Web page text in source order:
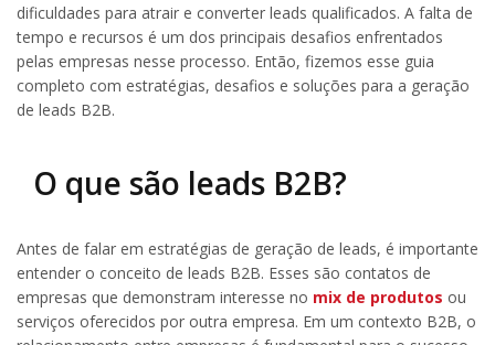
dificuldades para atrair e converter leads qualificados. A falta de
tempo e recursos é um dos principais desafios enfrentados
pelas empresas nesse processo. Então, fizemos esse guia
completo com estratégias, desafios e soluções para a geração
de leads B2B.
O que são leads B2B?
Antes de falar em estratégias de geração de leads, é importante
entender o conceito de leads B2B. Esses são contatos de
empresas que demonstram interesse no mix de produtos ou
serviços oferecidos por outra empresa. Em um contexto B2B, o